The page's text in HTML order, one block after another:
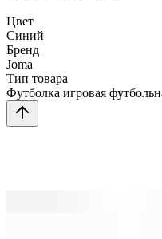
Цвет
Синий
Бренд
Joma
Тип товара
Футболка игровая